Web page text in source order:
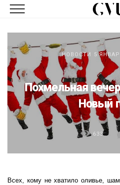
НОВОСТИ 5
Похмельная
Новый
633
Всех, кому не хватило оливье,